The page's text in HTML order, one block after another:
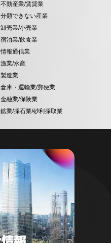
不動産業/賃貸業
分類できない産業
卸売業/小売業
宿泊業/飲食業
情報通信業
漁業/水産
製造業
倉庫・運輸業/郵便業
金融業/保険業
鉱業/採石業/砂利採取業